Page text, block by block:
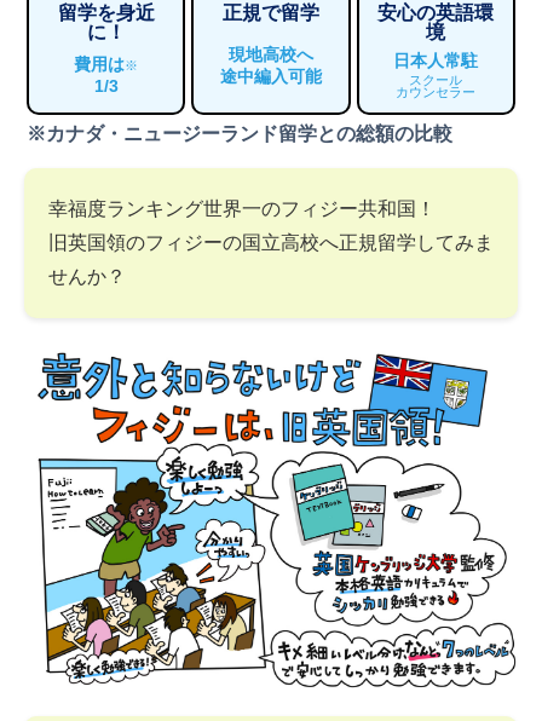
留学を身近
に！
費用は※
1/3
正規で留学
現地高校へ
途中編入可能
安心の英語環
境
日本人常駐
スクール
カウンセラー
※カナダ・ニュージーランド留学との総額の比較
幸福度ランキング世界一のフィジー共和国！
旧英国領のフィジーの国立高校へ正規留学してみま
せんか？